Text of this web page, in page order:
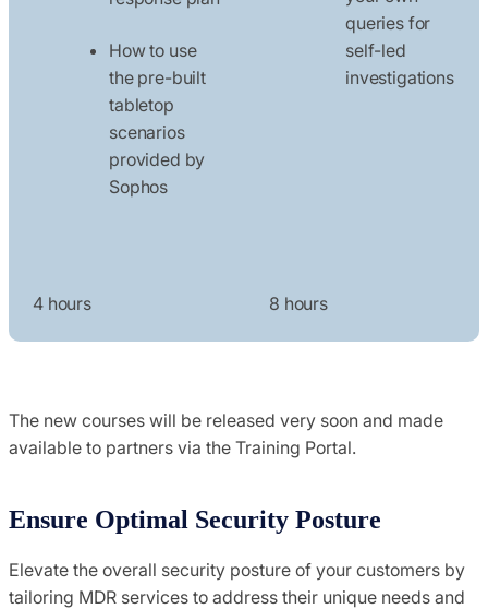
How to use
the pre-built
tabletop
scenarios
provided by
Sophos
queries for
self-led
investigations
4 hours 8 hours
The new courses will be released very soon and made
available to partners via the Training Portal.
Ensure Optimal Security Posture
Elevate the overall security posture of your customers by
tailoring MDR services to address their unique needs and